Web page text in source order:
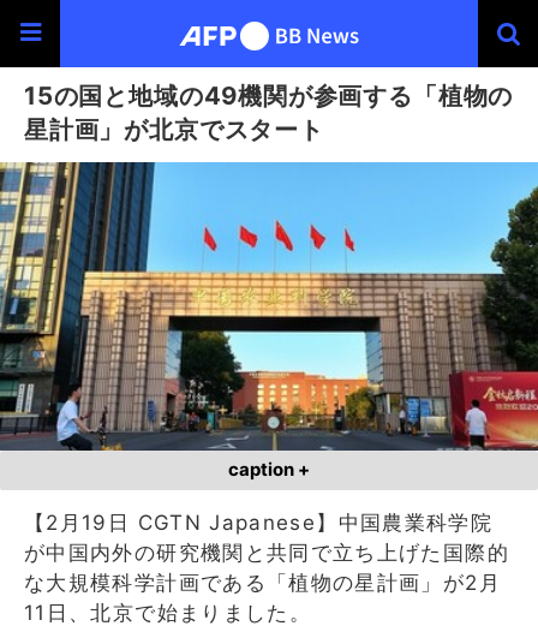
15の国と地域の49機関が参画する「植物の
星計画」が北京でスタート
caption +
【2月19日 CGTN Japanese】中国農業科学院
が中国内外の研究機関と共同で立ち上げた国際的
な大規模科学計画である「植物の星計画」が2月
11日、北京で始まりました。